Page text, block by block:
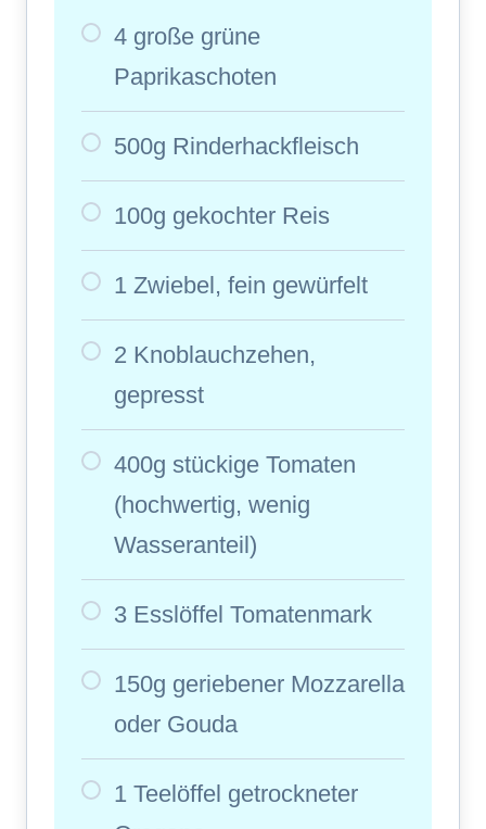
4 große grüne
Paprikaschoten
500g Rinderhackfleisch
100g gekochter Reis
1 Zwiebel, fein gewürfelt
2 Knoblauchzehen,
gepresst
400g stückige Tomaten
(hochwertig, wenig
Wasseranteil)
3 Esslöffel Tomatenmark
150g geriebener Mozzarella
oder Gouda
1 Teelöffel getrockneter